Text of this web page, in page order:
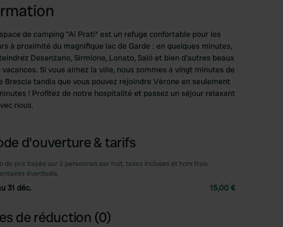
de camping "Ai Prati" est un refuge confortable pour les
à proximité du magnifique lac de Garde : en quelques minutes,
Desenzano, Sirmione, Lonato, Salò et bien d'autres beaux
vacances. Si vous aimez la ville, nous sommes à vingt minutes de
Brescia tandis que vous pouvez rejoindre Vérone en seulement
! Profitez de notre hospitalité et passez un séjour relaxant
nous.
d'ouverture & tarifs
de prix basée sur 2 personnes par nuit, taxes incluses et hors frais
éventuels.
31 déc. 15,00 €
de réduction (0)